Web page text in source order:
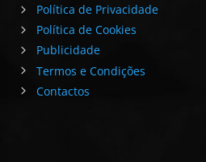
Política de Privacidade
Política de Cookies
Publicidade
Termos e Condições
Contactos